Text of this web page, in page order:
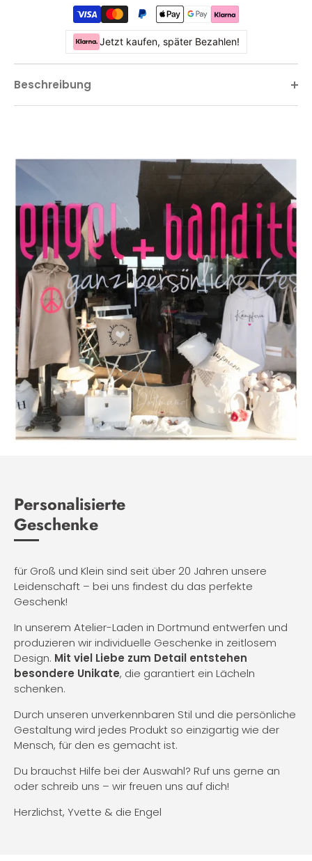
Jetzt kaufen, später Bezahlen!
Beschreibung
Personalisierte
Geschenke
für Groß und Klein sind seit über 20 Jahren unsere
Leidenschaft – bei uns findest du das perfekte
Geschenk!
In unserem Atelier-Laden in Dortmund entwerfen und
produzieren wir individuelle Geschenke in zeitlosem
Design. Mit viel Liebe zum Detail entstehen
besondere Unikate, die garantiert ein Lächeln
schenken.
Durch unseren unverkennbaren Stil und die persönliche
Gestaltung wird jedes Produkt so einzigartig wie der
Mensch, für den es gemacht ist.
Du brauchst Hilfe bei der Auswahl? Ruf uns gerne an
oder schreib uns – wir freuen uns auf dich!
Herzlichst, Yvette & die Engel